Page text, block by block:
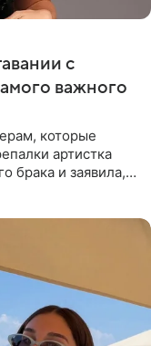
с
важного
которые
артистка
брака и заявила,